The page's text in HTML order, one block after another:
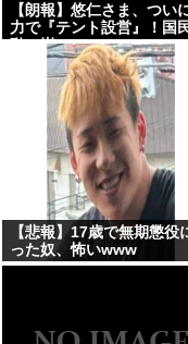
【朗報】悠仁さま、つい
力で『テント設営』！国
動の嵐www
【悲報】17歳で無期懲役
った奴、怖いwww